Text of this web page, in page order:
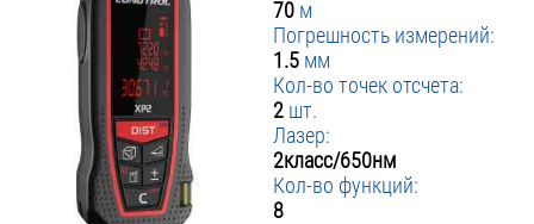
70 м
Погрешность измерений:
1.5 мм
Кол-во точек отсчета:
2 шт.
Лазер:
2класс/650нм
Кол-во функций:
8